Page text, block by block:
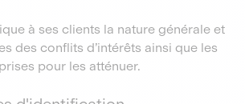
à ses clients la nature générale et
des conflits d’intérêts ainsi que les
pour les atténuer.